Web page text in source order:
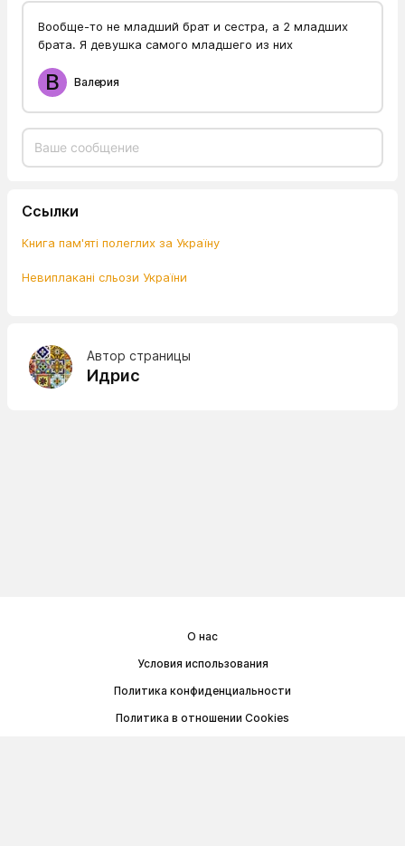
Вообще-то не младший брат и сестра, а 2 младших
брата. Я девушка самого младшего из них
В Валерия
Ссылки
Книга пам'яті полеглих за Україну
Невиплакані сльози України
Автор страницы
Идрис
О нас
Условия использования
Политика конфиденциальности
Политика в отношении Cookies